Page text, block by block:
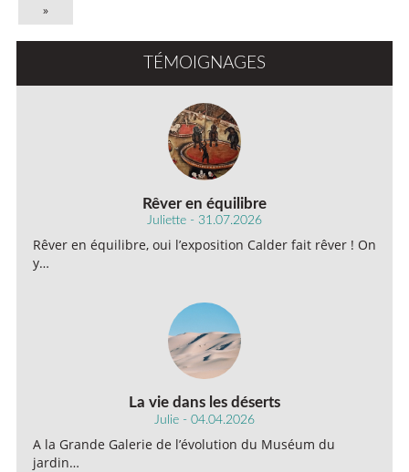
»
TÉMOIGNAGES
Rêver en équilibre
Juliette - 31.07.2026
Rêver en équilibre, oui l’exposition Calder fait rêver ! On
y…
La vie dans les déserts
Julie - 04.04.2026
A la Grande Galerie de l’évolution du Muséum du
jardin…